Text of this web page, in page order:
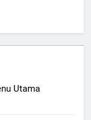
Utama